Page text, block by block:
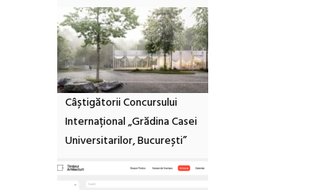
Câștigătorii Concursului
Internațional „Grădina Casei
Universitarilor, București”